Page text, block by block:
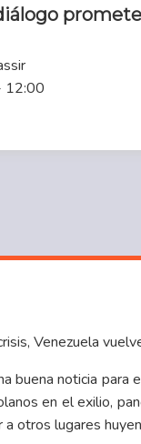
12:00
Venezuela
buena noticia
en el exilio,
otros lugares